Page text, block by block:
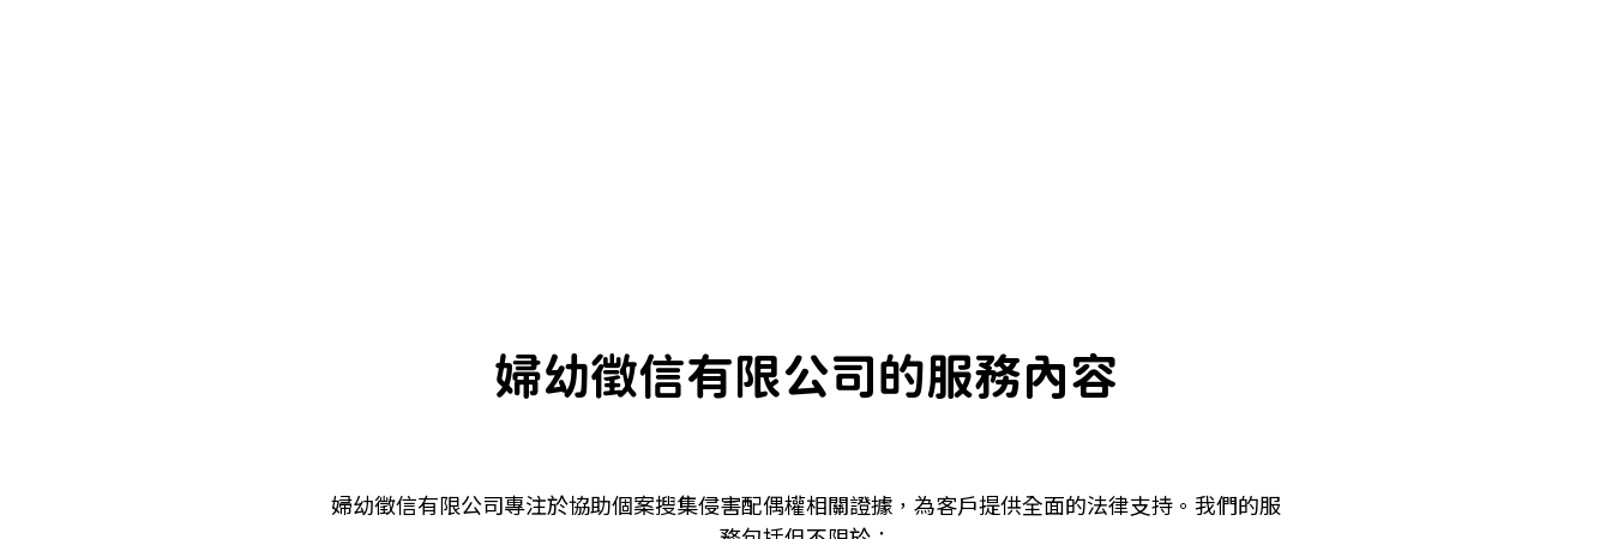
婦幼徵信有限公司的服務內容
婦幼徵信有限公司專注於協助個案搜集侵害配偶權相關證據，為客戶提供全面的法律支持。我們的服